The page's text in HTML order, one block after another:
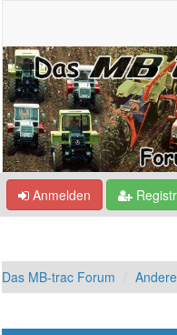
Anmelden
Das MB-trac Forum